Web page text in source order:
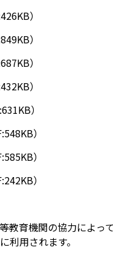
）
）
）
）
）
）
）
）
育機関の協力によっ
利用されます。